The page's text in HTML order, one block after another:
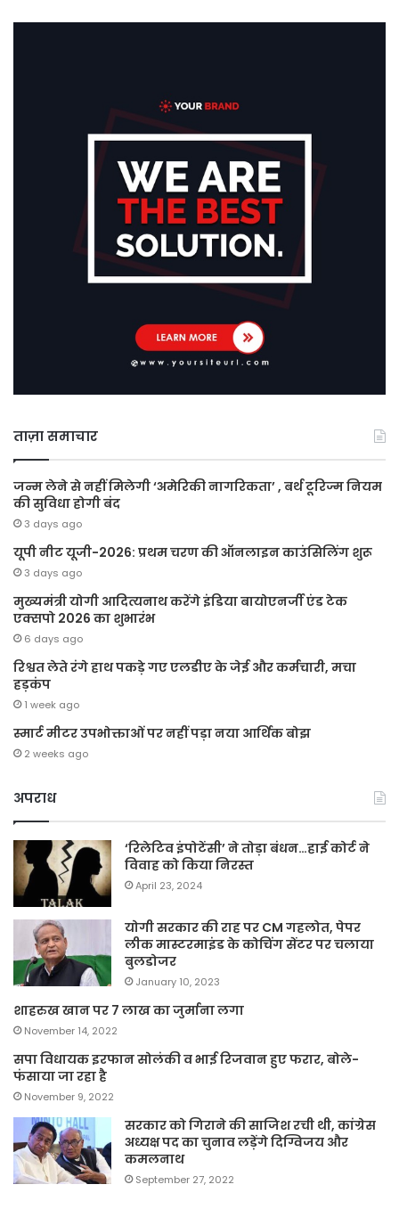
ताज़ा समाचार
जन्म लेने से नहीं मिलेगी ‘अमेरिकी नागरिकता’ , बर्थ टूरिज्म नियम
की सुविधा होगी बंद
3 days ago
यूपी नीट यूजी-2026: प्रथम चरण की ऑनलाइन काउंसिलिंग शुरू
3 days ago
मुख्यमंत्री योगी आदित्यनाथ करेंगे इंडिया बायोएनर्जी एंड टेक
एक्सपो 2026 का शुभारंभ
6 days ago
रिश्वत लेते रंगे हाथ पकड़े गए एलडीए के जेई और कर्मचारी, मचा
हड़कंप
1 week ago
स्मार्ट मीटर उपभोक्ताओं पर नहीं पड़ा नया आर्थिक बोझ
2 weeks ago
अपराध
‘रिलेटिव इंपोटेंसी’ ने तोड़ा बंधन…हाई कोर्ट ने
विवाह को किया निरस्त
April 23, 2024
योगी सरकार की राह पर CM गहलोत, पेपर
लीक मास्टरमाइंड के कोचिंग सेंटर पर चलाया
बुलडोजर
January 10, 2023
शाहरुख खान पर 7 लाख का जुर्माना लगा
November 14, 2022
सपा विधायक इरफान सोलंकी व भाई रिजवान हुए फरार, बोले-
फंसाया जा रहा है
November 9, 2022
सरकार को गिराने की साजिश रची थी, कांग्रेस
अध्यक्ष पद का चुनाव लड़ेंगे दिग्विजय और
कमलनाथ
September 27, 2022